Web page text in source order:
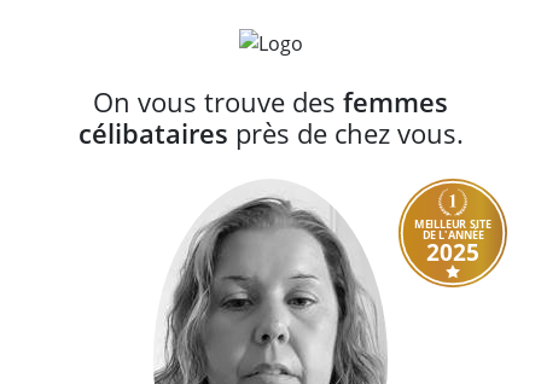
On vous trouve des femmes
célibataires près de chez vous.
MEILLEUR SITE
DE L'ANNÉE
2025